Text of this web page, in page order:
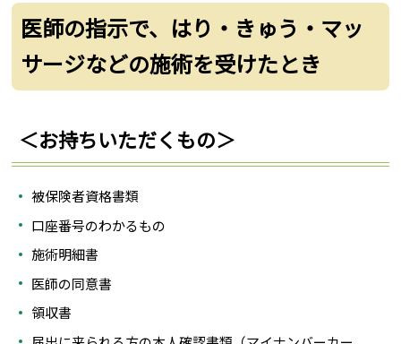
医師の指示で、はり・きゅう・マッ
サージなどの施術を受けたとき
＜お持ちいただくもの＞
被保険者資格書類
口座番号のわかるもの
施術明細書
医師の同意書
領収書